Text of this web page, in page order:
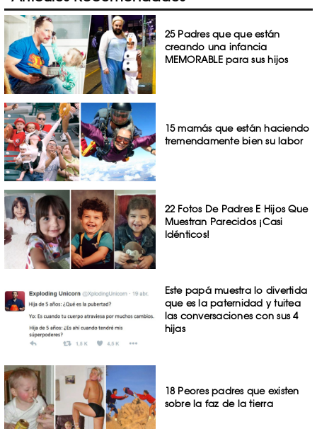
25 Padres que que están
creando una infancia
MEMORABLE para sus hijos
15 mamás que están haciendo
tremendamente bien su labor
22 Fotos De Padres E Hijos Que
Muestran Parecidos ¡Casi
Idénticos!
Este papá muestra lo divertida
que es la paternidad y tuitea
las conversaciones con sus 4
hijas
18 Peores padres que existen
sobre la faz de la tierra